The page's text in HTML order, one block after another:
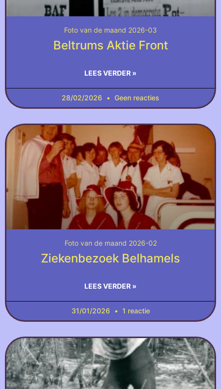
Foto van de maand 2026-03
Beltrums Aktie Front
LEES VERDER »
28/02/2026 Geen reacties
Foto van de maand 2026-02
Ziekenbezoek Belhamels
LEES VERDER »
31/01/2026 1 reactie